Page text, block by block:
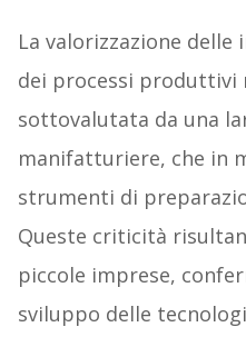
La valorizzazione delle
dei processi produttivi
sottovalutata da una
manifatturiere, che in
strumenti di
Queste criticità
piccole imprese,
sviluppo delle